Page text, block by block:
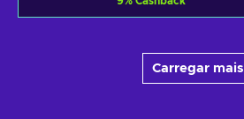
Carregar mais